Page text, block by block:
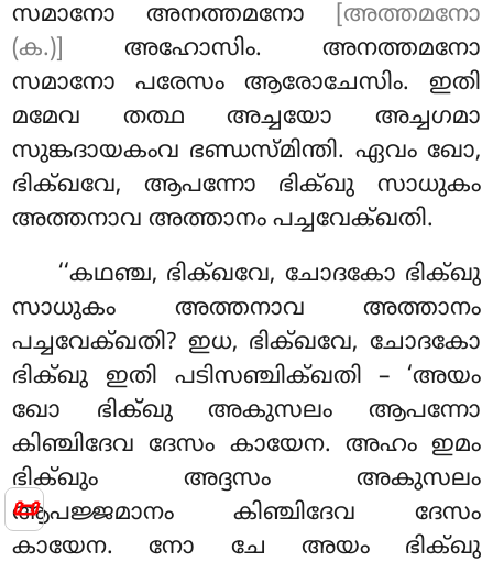
📜
സമാനോ അനത്തമനോ
[അത്തമനോ
(ക.)]
അഹോസിം. അനത്തമനോ
സമാനോ പരേസം ആരോചേസിം. ഇതി
മമേവ തത്ഥ അച്ചയോ അച്ചഗമാ
സുങ്കദായകംവ ഭണ്ഡസ്മിന്തി. ഏവം ഖോ,
ഭിക്ഖവേ, ആപന്നോ ഭിക്ഖു സാധുകം
അത്തനാവ അത്താനം പച്ചവേക്ഖതി.
‘‘കഥഞ്ച, ഭിക്ഖവേ, ചോദകോ ഭിക്ഖു
സാധുകം അത്തനാവ അത്താനം
പച്ചവേക്ഖതി? ഇധ, ഭിക്ഖവേ, ചോദകോ
ഭിക്ഖു ഇതി പടിസഞ്ചിക്ഖതി – ‘അയം
ഖോ ഭിക്ഖു അകുസലം ആപന്നോ
കിഞ്ചിദേവ ദേസം കായേന. അഹം ഇമം
ഭിക്ഖും അദ്ദസം അകുസലം
ആപജ്ജമാനം കിഞ്ചിദേവ ദേസം
കായേന. നോ ചേ അയം ഭിക്ഖു